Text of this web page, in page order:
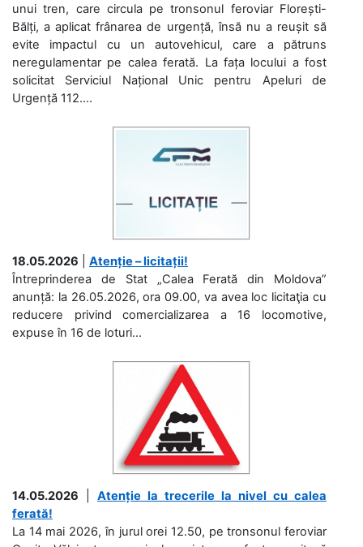
unui tren, care circula pe tronsonul feroviar Florești-
Bălți, a aplicat frânarea de urgență, însă nu a reușit să
evite impactul cu un autovehicul, care a pătruns
neregulamentar pe calea ferată. La fața locului a fost
solicitat Serviciul Național Unic pentru Apeluri de
Urgență 112....
18.05.2026
Atenție – licitații!
Întreprinderea de Stat „Calea Ferată din Moldova”
anunță: la 26.05.2026, ora 09.00, va avea loc licitaţia cu
reducere privind comercializarea a 16 locomotive,
expuse în 16 de loturi...
14.05.2026
Atenție la trecerile la nivel cu calea
ferată!
La 14 mai 2026, în jurul orei 12.50, pe tronsonul feroviar